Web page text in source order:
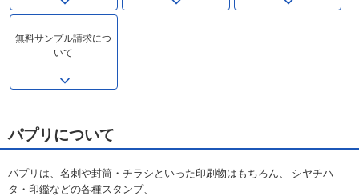
無料サンプル請求につ
いて
パプリについて
パプリは、名刺や封筒・チラシといった印刷物はもちろん、 シヤチハ
タ・印鑑などの各種スタンプ、